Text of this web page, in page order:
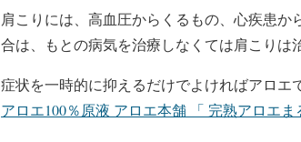
肩こりには、高血圧からくるもの、心疾患
合は、もとの病気を治療しなくては肩こりは
症状を一時的に抑えるだけでよければアロエ
アロエ100％原液 アロエ本舗 「 完熟アロエま